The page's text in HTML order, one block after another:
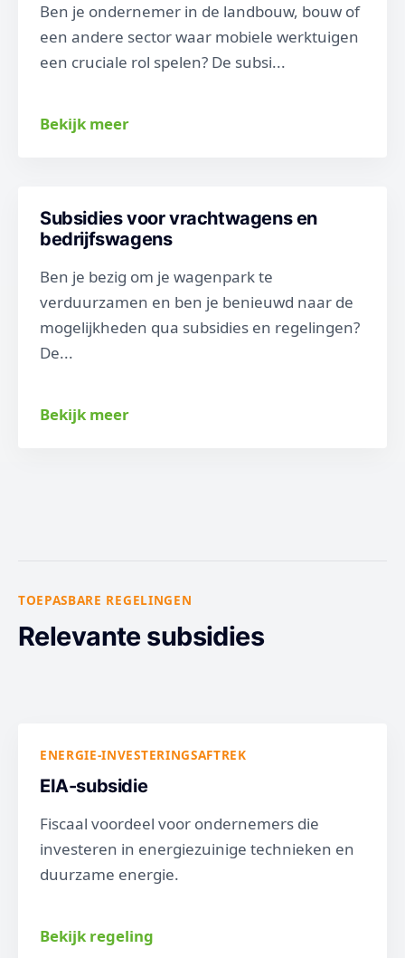
Ben je ondernemer in de landbouw, bouw of
een andere sector waar mobiele werktuigen
een cruciale rol spelen? De subsi...
Bekijk meer
Subsidies voor vrachtwagens en
bedrijfswagens
Ben je bezig om je wagenpark te
verduurzamen en ben je benieuwd naar de
mogelijkheden qua subsidies en regelingen?
De...
Bekijk meer
TOEPASBARE REGELINGEN
Relevante subsidies
ENERGIE-INVESTERINGSAFTREK
EIA-subsidie
Fiscaal voordeel voor ondernemers die
investeren in energiezuinige technieken en
duurzame energie.
Bekijk regeling